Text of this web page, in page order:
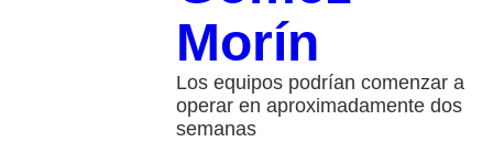
Morín
Los equipos podrían comenzar a
operar en aproximadamente dos
semanas